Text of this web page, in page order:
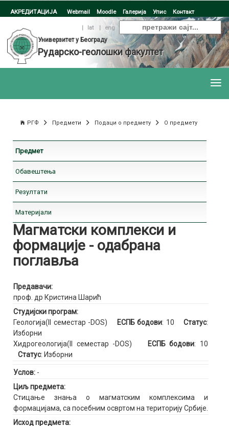
АКРЕДИТАЦИЈА Webmail Moodle Галерија Упис Контакт
| lat |
eng
Универзитет у Београду
Рударско-геолошки факултет
РГФ Предмети Подаци о предмету О предмету
Предмет
Обавештења
Резултати
Материјали
Магматски комплекси и
формације - одабрана
поглавља
Предавачи:
проф. др Кристина Шарић
Студијски програм:
Геологија(II семестар -DOS)
ЕСПБ бодови: 10Статус:
Изборни
Хидрогеологија(II семестар -DOS)
ЕСПБ бодови: 10
Статус: Изборни
Услов: -
Циљ предмета:
Стицање знања о магматским комплексима и
формацијама, са посебним освртом на територију Србије.
Исход предмета: